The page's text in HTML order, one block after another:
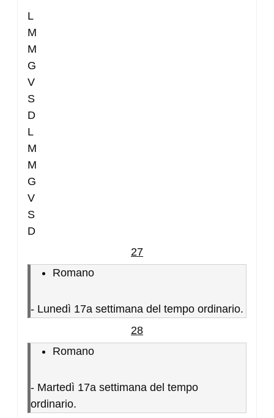
L
M
M
G
V
S
D
L
M
M
G
V
S
D
27
Romano
- Lunedì 17a settimana del tempo ordinario.
28
Romano
- Martedì 17a settimana del tempo
ordinario.